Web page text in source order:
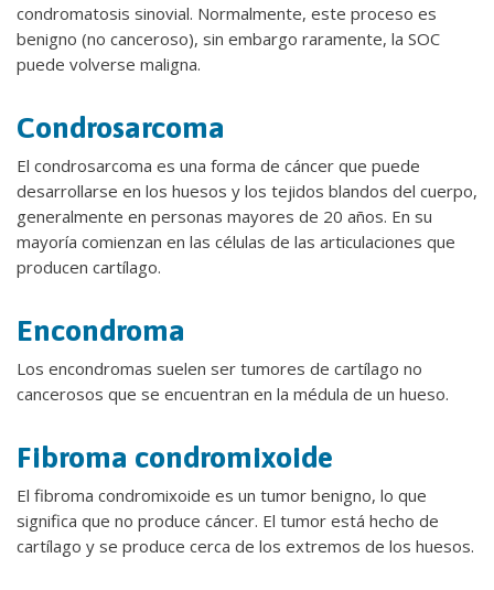
condromatosis sinovial. Normalmente, este proceso es
benigno (no canceroso), sin embargo raramente, la SOC
puede volverse maligna.
Condrosarcoma
El condrosarcoma es una forma de cáncer que puede
desarrollarse en los huesos y los tejidos blandos del cuerpo,
generalmente en personas mayores de 20 años. En su
mayoría comienzan en las células de las articulaciones que
producen cartílago.
Encondroma
Los encondromas suelen ser tumores de cartílago no
cancerosos que se encuentran en la médula de un hueso.
Fibroma condromixoide
El fibroma condromixoide es un tumor benigno, lo que
significa que no produce cáncer. El tumor está hecho de
cartílago y se produce cerca de los extremos de los huesos.